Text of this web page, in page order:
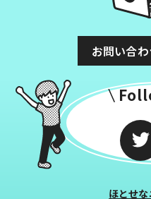
お問い合
ほとせ